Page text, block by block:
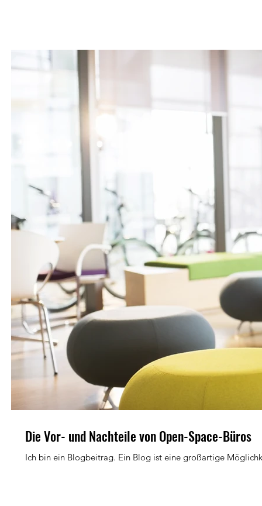
Die Vor- und Nachteile von Open-Space-Büros
Ich bin ein Blogbeitrag. Ein Blog ist eine großartige